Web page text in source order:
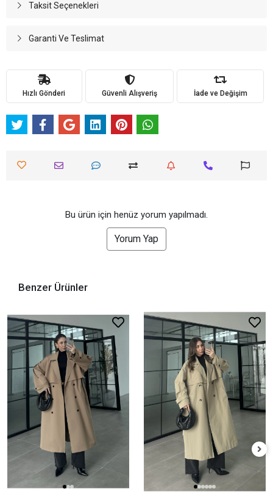
Taksit Seçenekleri
Garanti Ve Teslimat
Hızlı Gönderi Güvenli Alışveriş İade ve Değişim
Bu ürün için henüz yorum yapılmadı.
Yorum Yap
Benzer Ürünler